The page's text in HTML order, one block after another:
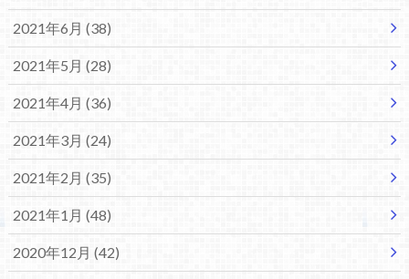
2021年6月 (38)
2021年5月 (28)
2021年4月 (36)
2021年3月 (24)
2021年2月 (35)
2021年1月 (48)
2020年12月 (42)